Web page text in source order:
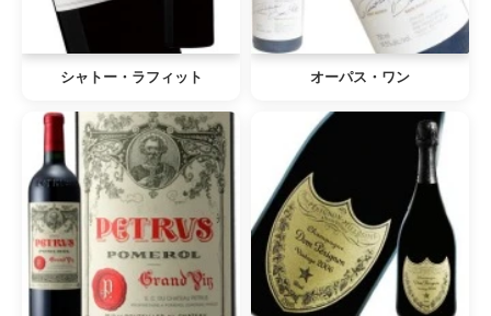
シャトー・ラフィット オーパス・ワン